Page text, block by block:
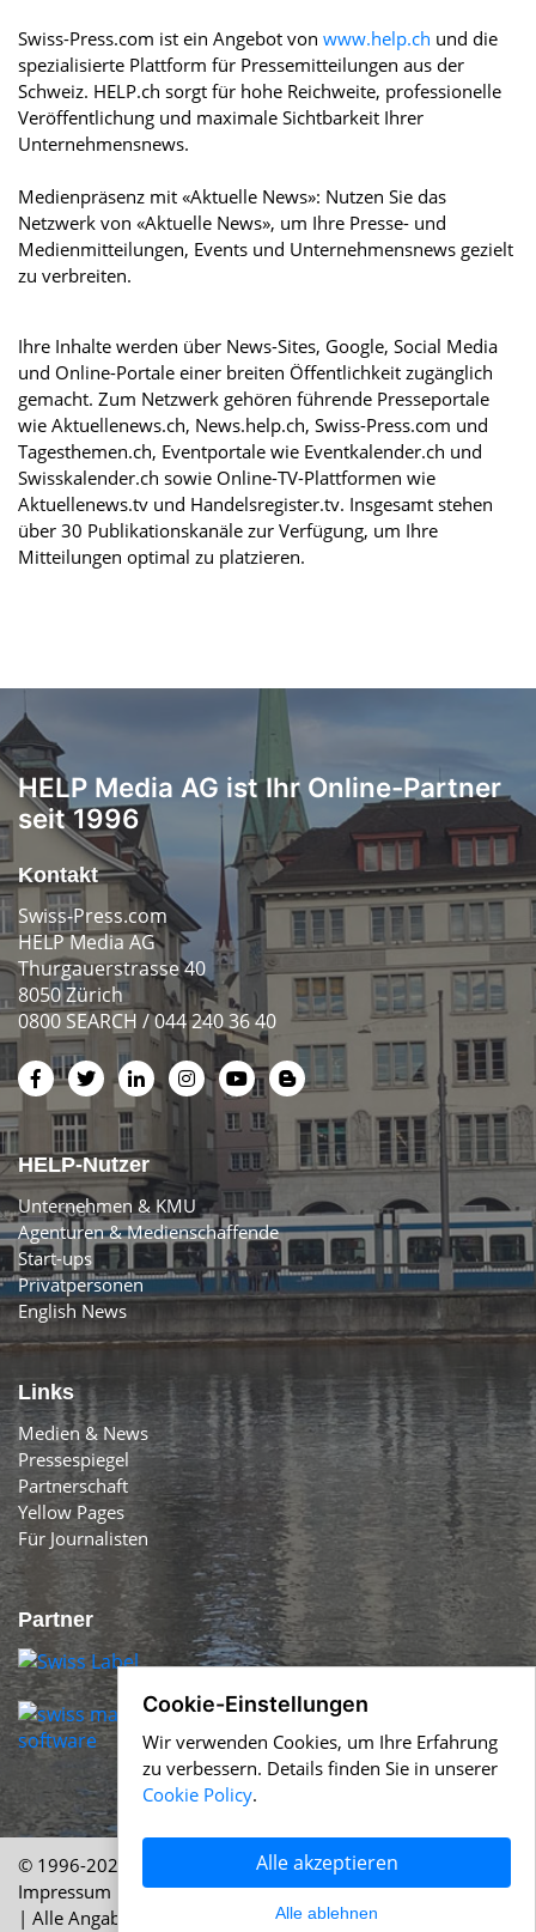
Swiss-Press.com ist ein Angebot von www.help.ch und die
spezialisierte Plattform für Pressemitteilungen aus der
Schweiz. HELP.ch sorgt für hohe Reichweite, professionelle
Veröffentlichung und maximale Sichtbarkeit Ihrer
Unternehmensnews.
Medienpräsenz mit «Aktuelle News»: Nutzen Sie das
Netzwerk von «Aktuelle News», um Ihre Presse- und
Medienmitteilungen, Events und Unternehmensnews gezielt
zu verbreiten.
Ihre Inhalte werden über News-Sites, Google, Social Media
und Online-Portale einer breiten Öffentlichkeit zugänglich
gemacht. Zum Netzwerk gehören führende Presseportale
wie Aktuellenews.ch, News.help.ch, Swiss-Press.com und
Tagesthemen.ch, Eventportale wie Eventkalender.ch und
Swisskalender.ch sowie Online-TV-Plattformen wie
Aktuellenews.tv und Handelsregister.tv. Insgesamt stehen
über 30 Publikationskanäle zur Verfügung, um Ihre
Mitteilungen optimal zu platzieren.
HELP Media AG ist Ihr Online-Partner
seit 1996
Kontakt
Swiss-Press.com
HELP Media AG
Thurgauerstrasse 40
8050 Zürich
0800 SEARCH / 044 240 36 40
HELP-Nutzer
Unternehmen & KMU
Agenturen & Medienschaffende
Start-ups
Privatpersonen
English News
Links
Medien & News
Pressespiegel
Partnerschaft
Yellow Pages
Für Journalisten
Partner
© 1996-2026 Swiss-Press.com & Help.ch Über uns
Impressum
AGB|Nutzung|Cookie Policy|Datenschutz
| Alle Angaben ohne Gewähr
Cookie-Einstellungen
Wir verwenden Cookies, um Ihre Erfahrung
zu verbessern. Details finden Sie in unserer
Cookie Policy.
Alle akzeptieren
Alle ablehnen